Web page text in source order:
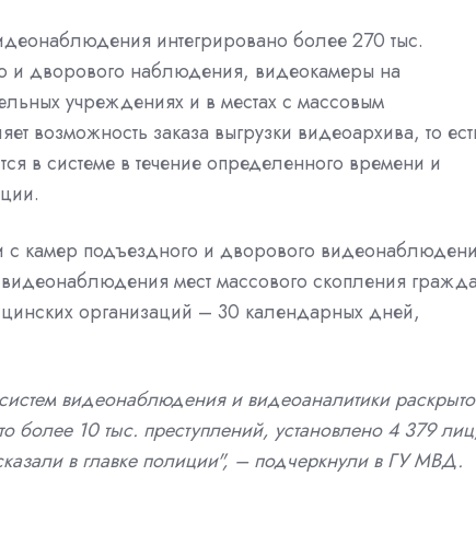
интегрировано более 270 тыс.
и дворового наблюдения, видеокамеры на
учреждениях и в местах с массовым
возможность заказа выгрузки видеоархива, то
в системе в течение определенного времени и
камер подъездного и дворового
мест массового скопления
организаций – 30 календарных дней,
видеонаблюдения и видеоаналитики раскрыто
более 10 тыс. преступлений, установлено 4 379
в главке полиции", – подчеркнули в ГУ МВД.